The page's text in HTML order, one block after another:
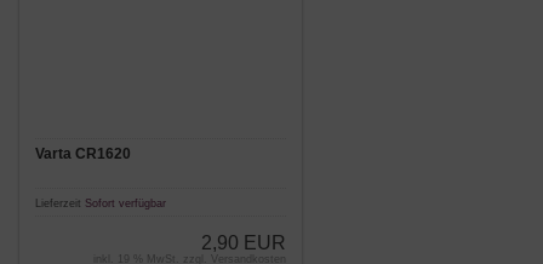
Varta CR1620
Lieferzeit Sofort verfügbar
2,90 EUR
inkl. 19 % MwSt. zzgl. Versandkosten